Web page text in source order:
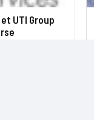
UTI Group